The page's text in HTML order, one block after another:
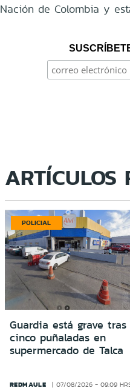
Nación de Colombia y
ARTÍCULOS
POLICIAL
Guardia está grave
cinco puñaladas en
supermercado de Talca
REDMAULE 07/08/2026 - 09:09